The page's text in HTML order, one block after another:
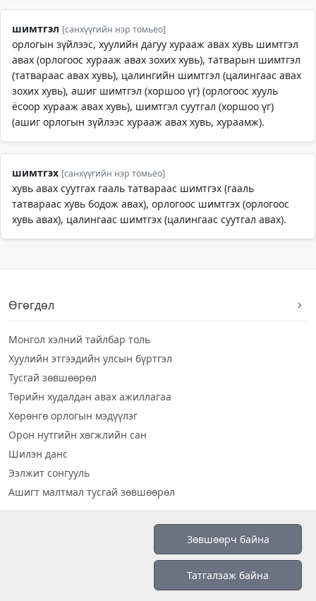
шимтгэл [санхүүгийн нэр томьёо]
орлогын зүйлээс, хуулийн дагуу хурааж авах хувь шимтгэл
авах (орлогоос хурааж авах зохих хувь), татварын шимтгэл
(татвараас авах хувь), цалингийн шимтгэл (цалингаас авах
зохих хувь), ашиг шимтгэл (хоршоо үг) (орлогоос хууль
ёсоор хурааж авах хувь), шимтгэл суутгал (хоршоо үг)
(ашиг орлогын зүйлээс хурааж авах хувь, хураамж).
шимтгэх [санхүүгийн нэр томьёо]
хувь авах суутгах гааль татвараас шимтгэх (гааль
татвараас хувь бодож авах), орлогоос шимтгэх (орлогоос
хувь авах), цалингаас шимтгэх (цалингаас суутгал авах).
Өгөгдөл
Монгол хэлний тайлбар толь
Хуулийн этгээдийн улсын бүртгэл
Тусгай зөвшөөрөл
Төрийн худалдан авах ажиллагаа
Хөрөнгө орлогын мэдүүлэг
Орон нутгийн хөгжлийн сан
Шилэн данс
Ээлжит сонгууль
Ашигт малтмал тусгай зөвшөөрөл
Зөвшөөрч байна
Татгалзаж байна